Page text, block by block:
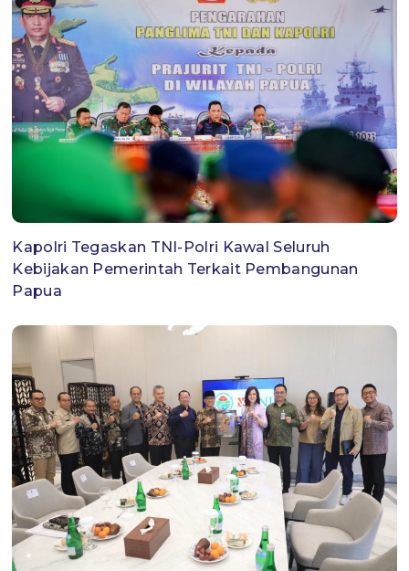
Kapolri Tegaskan TNI-Polri Kawal Seluruh
Kebijakan Pemerintah Terkait Pembangunan
Papua